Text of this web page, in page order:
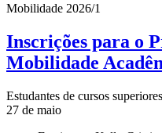
Mobilidade 2026/1
Inscrições para o
Mobilidade
Estudantes de cursos
27 de maio